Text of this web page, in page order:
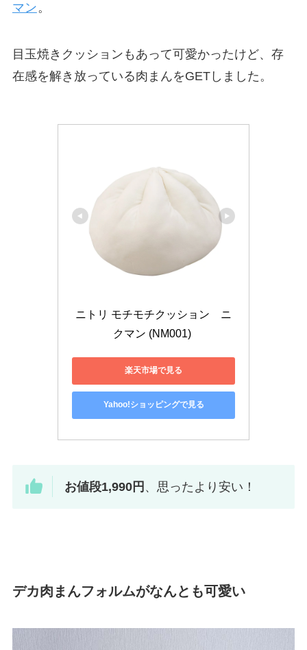
マン。
目玉焼きクッションもあって可愛かったけど、存
在感を解き放っている肉まんをGETしました。
ニトリ モチモチクッション　ニ
クマン (NM001)
楽天市場で見る
Yahoo!ショッピングで見る
お値段1,990円 、思ったより安い！
デカ肉まんフォルムがなんとも可愛い